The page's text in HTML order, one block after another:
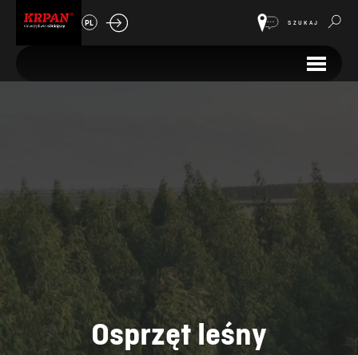
PL SZUKAJ
Osprzęt leśny